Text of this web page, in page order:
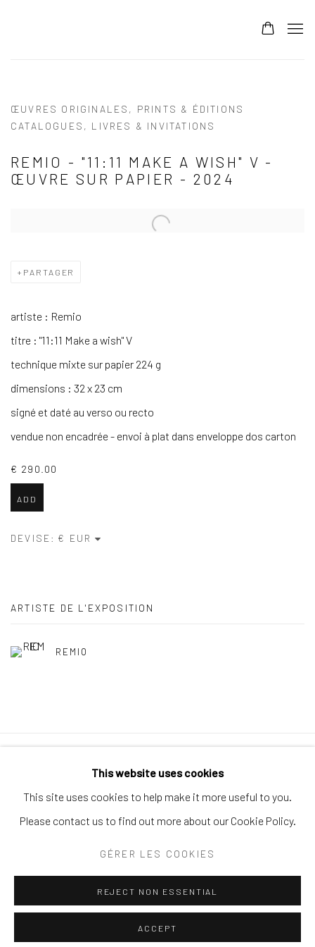
ŒUVRES ORIGINALES, PRINTS & ÉDITIONS
CATALOGUES, LIVRES & INVITATIONS
REMIO - "11:11 MAKE A WISH" V -
ŒUVRE SUR PAPIER - 2024
PARTAGER
artiste : Remio
titre : "11:11 Make a wish" V
technique mixte sur papier 224 g
dimensions : 32 x 23 cm
signé et daté au verso ou recto
vendue non encadrée - envoi à plat dans enveloppe dos carton
€ 290.00
ADD
DEVISE:
ARTISTE DE L'EXPOSITION
REMIO
Politique de confidentialité Politique d'accessibilité
This website uses cookies
This site uses cookies to help make it more useful to you.
Please contact us to find out more about our Cookie Policy.
GÉRER LES COOKIES
REJECT NON ESSENTIAL
ACCEPT